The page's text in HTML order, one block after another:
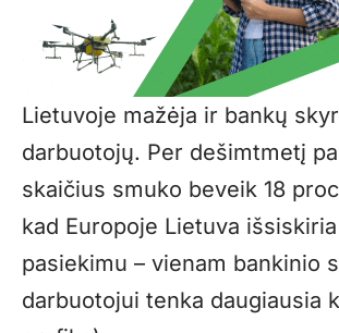
Lietuvoje mažėja ir bankų
darbuotojų. Per dešimtmetį
skaičius smuko beveik 18
kad Europoje Lietuva
pasiekimu – vienam bankinio
darbuotojui tenka daugiausia